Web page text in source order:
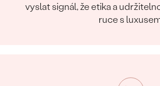
vyslat signál, že etika a
ruce s